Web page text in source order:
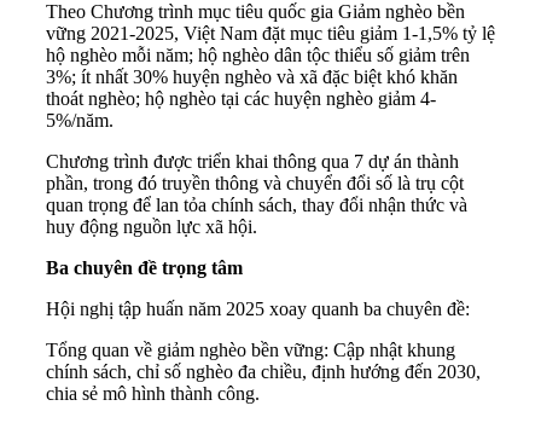
Theo Chương trình mục tiêu quốc gia Giảm nghèo bền
vững 2021-2025, Việt Nam đặt mục tiêu giảm 1-1,5% tỷ lệ
hộ nghèo mỗi năm; hộ nghèo dân tộc thiểu số giảm trên
3%; ít nhất 30% huyện nghèo và xã đặc biệt khó khăn
thoát nghèo; hộ nghèo tại các huyện nghèo giảm 4-
5%/năm.
Chương trình được triển khai thông qua 7 dự án thành
phần, trong đó truyền thông và chuyển đổi số là trụ cột
quan trọng để lan tỏa chính sách, thay đổi nhận thức và
huy động nguồn lực xã hội.
Ba chuyên đề trọng tâm
Hội nghị tập huấn năm 2025 xoay quanh ba chuyên đề:
Tổng quan về giảm nghèo bền vững: Cập nhật khung
chính sách, chỉ số nghèo đa chiều, định hướng đến 2030,
chia sẻ mô hình thành công.